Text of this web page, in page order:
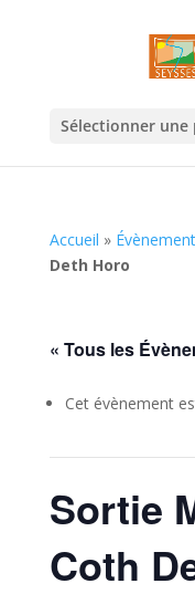
Sélectionner une
Accueil »
Deth Horo
« Tous les
Cet évènement
Sortie
Coth